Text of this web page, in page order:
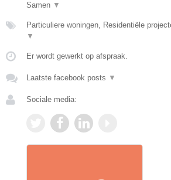
Samen ▼
Particuliere woningen, Residentiële
▼
Er wordt gewerkt op afspraak.
Laatste facebook posts ▼
Sociale media: